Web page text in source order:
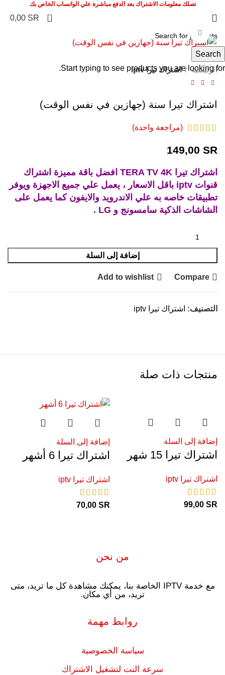
تصلك معلومات الاشتراك بعد الدفع مباشرة علي الواتساب الخاص بك
0
0,00 SR
Click to enlarge
الرئيسية اشتراك تيرا iptv
اشتراك تيرا سنة (جهازين في نفس الوقت)
(مراجعة واحدة)
149,00 SR
اشتراك تيرا TERA TV 4K افضل باقة مميزة اشتراك
قنوات iptv باقل الاسعار ، يعمل علي جميع الاجهزة ويوفر
تطبيقات خاصه به علي الاندرويد والايفون كما يعمل على
الشاشات الذكية سامسونج و LG .
إضافة إلى السلة
Compare
Add to wishlist
التصنيف: اشتراك تيرا iptv
منتجات ذات صلة
إضافة إلى السلة
اشتراك تيرا 15 شهر
اشتراك تيرا iptv
99,00 SR
إضافة إلى السلة
اشتراك تيرا 6 أشهر
اشتراك تيرا iptv
70,00 SR
من نحن
مع خدمة IPTV الخاصة بنا، يمكنك مشاهدة كل ما تريد، متى
تريد، من أي مكان.
روابط مهمة
سياسة الخصوصية
سرعة النت لتشغيل الاشتراك
Search
Start typing to see products you are looking for.